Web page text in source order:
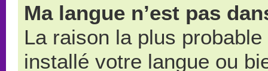
Ma langue n’est pas
La raison la plus probable
installé votre langue ou